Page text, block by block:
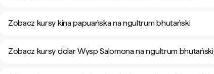
Zobacz kursy kina papuańska na ngultrum bhutański
Zobacz kursy dolar Wysp Salomona na ngultrum bhutański